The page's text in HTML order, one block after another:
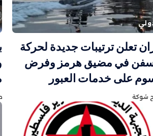
تعلن ترتيبات جديدة لحركة
في مضيق هرمز وفرض
على خدمات العبور
شوكة